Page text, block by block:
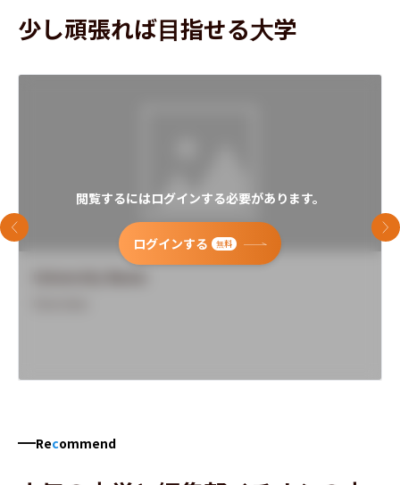
少し頑張れば目指せる大学
閲覧するにはログインする必要があります。
ログインする 無料
前のスライド 次
Recommend